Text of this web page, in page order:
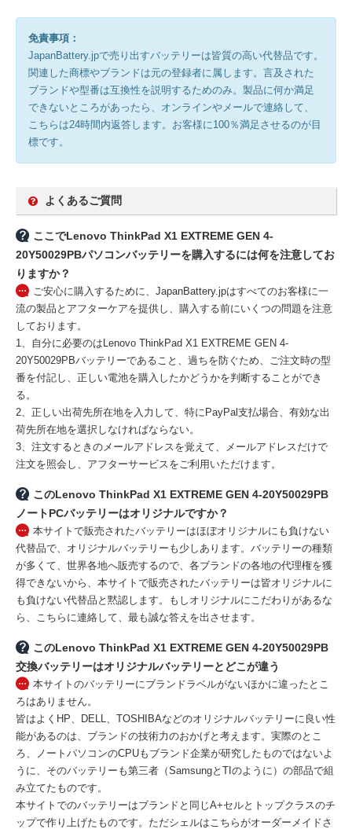
免責事項：
JapanBattery.jpで売り出すバッテリーは皆質の高い代替品です。
関連した商標やブランドは元の登録者に属します。言及された
ブランドや型番は互換性を説明するためのみ。製品に何か満足
できないところがあったら、オンラインやメールで連絡して、
こちらは24時間内返答します。お客様に100％満足させるのが目
標です。
よくあるご質問
ここでLenovo ThinkPad X1 EXTREME GEN 4-
20Y50029PBパソコンバッテリーを購入するには何を注意してお
りますか？
ご安心に購入するために、JapanBattery.jpはすべてのお客様に一
流の製品とアフターケアを提供し、購入する前にいくつの問題を注意
しております。
1、自分に必要のはLenovo ThinkPad X1 EXTREME GEN 4-
20Y50029PBバッテリーであること、過ちを防ぐため、ご注文時の型
番を付記し、正しい電池を購入したかどうかを判断することができ
る。
2、正しい出荷先所在地を入力して、特にPayPal支払場合、有効な出
荷先所在地を選択しなければならない。
3、注文するときのメールアドレスを覚えて、メールアドレスだけで
注文を照会し、アフターサービスをご利用いただけます。
このLenovo ThinkPad X1 EXTREME GEN 4-20Y50029PB
ノートPCバッテリーはオリジナルですか？
本サイトで販売されたバッテリーはほぼオリジナルにも負けない
代替品で、オリジナルバッテリーも少しあります。バッテリーの種類
が多くて、世界各地へ販売するので、各ブランドの各地の代理権を獲
得できないから、本サイトで販売されたバッテリーは皆オリジナルに
も負けない代替品と黙認します。もしオリジナルにこだわりがあるな
ら、こちらに連絡して、最も誠な答えを出させます。
このLenovo ThinkPad X1 EXTREME GEN 4-20Y50029PB
交換バッテリーはオリジナルバッテリーとどこが違う
本サイトのバッテリーにブランドラベルがないほかに違ったとこ
ろはありません。
皆はよくHP、DELL、TOSHIBAなどのオリジナルバッテリーに良い性
能があるのは、ブランドの技術力のおかげと考えます。実際のとこ
ろ、ノートパソコンのCPUもブランド企業が研究したものではないよ
うに、そのバッテリーも第三者（SamsungとTIのように）の部品で組
み立てたものです。
本サイトでのバッテリーはブランドと同じA+セルとトップクラスのチ
ップで作り上げたものです。ただシェルはこちらがオーダーメイドさ